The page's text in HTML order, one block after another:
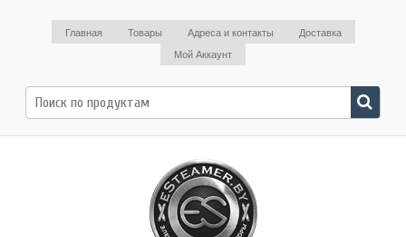
Главная Товары Адреса и контакты
Доставка
Мой Аккаунт
Поиск
по: